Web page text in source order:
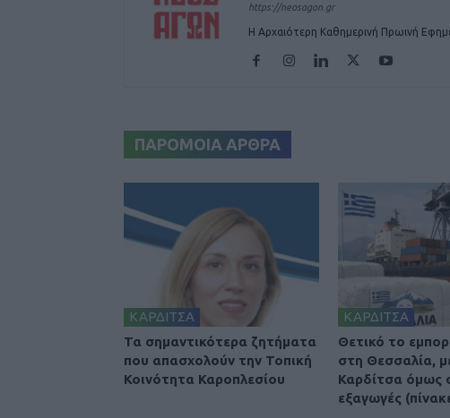
https://neosagon.gr
Η Αρχαιότερη Καθημερινή Πρωινή
ΠΑΡΟΜΟΙΑ ΑΡΘΡΑ
ΚΑΡΔΙΤΣΑ
Τα σημαντικότερα ζητήματα
που απασχολούν την Τοπική
Κοινότητα Καροπλεσίου
ΚΑΡΔΙΤΣΑ
Θετικό το
στη Θεσσαλία,
Καρδίτσα όμως
εξαγωγές